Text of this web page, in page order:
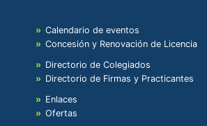
Calendario de eventos
Concesión y Renovación de Licencia
Directorio de Colegiados
Directorio de Firmas y Practicantes
Enlaces
Ofertas